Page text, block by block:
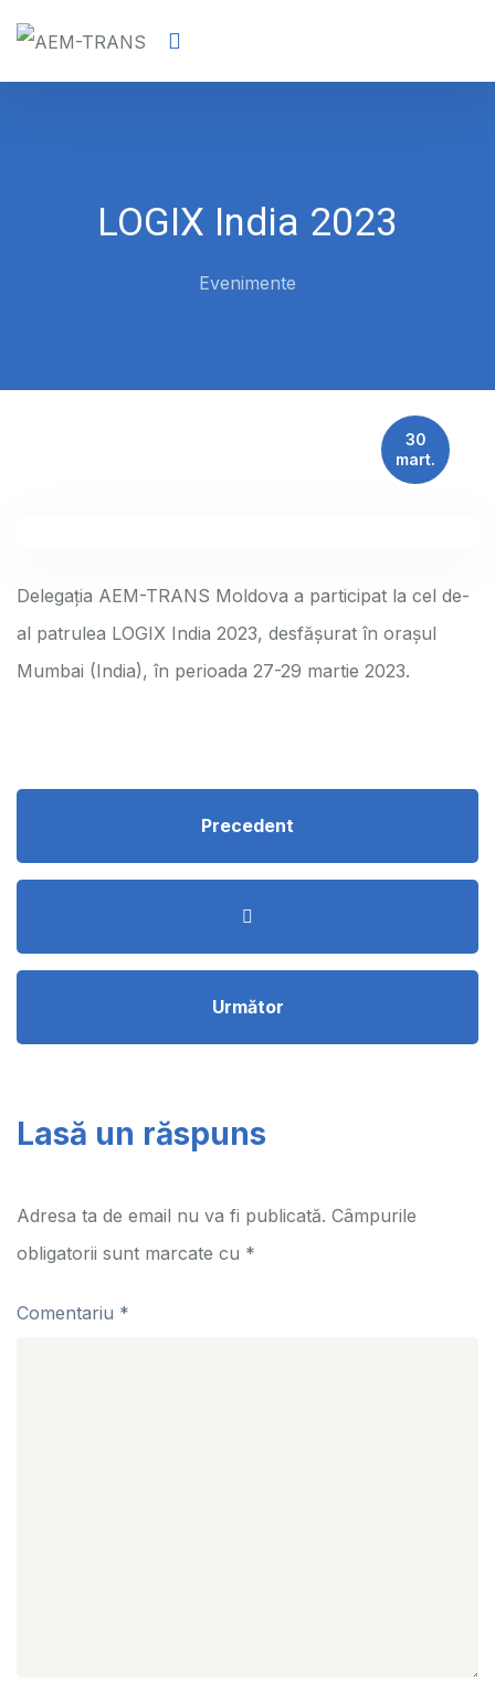
LOGIX India 2023
Evenimente
30
mart.
Delegația AEM-TRANS Moldova a participat la cel de-
al patrulea LOGIX India 2023, desfășurat în orașul
Mumbai (India), în perioada 27-29 martie 2023.
Precedent
Următor
Lasă un răspuns
Adresa ta de email nu va fi publicată. Câmpurile
obligatorii sunt marcate cu *
Comentariu *